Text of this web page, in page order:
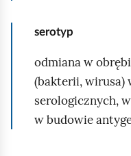
serotyp
odmiana w
(bakterii, wirusa)
serologicznych,
w budowie